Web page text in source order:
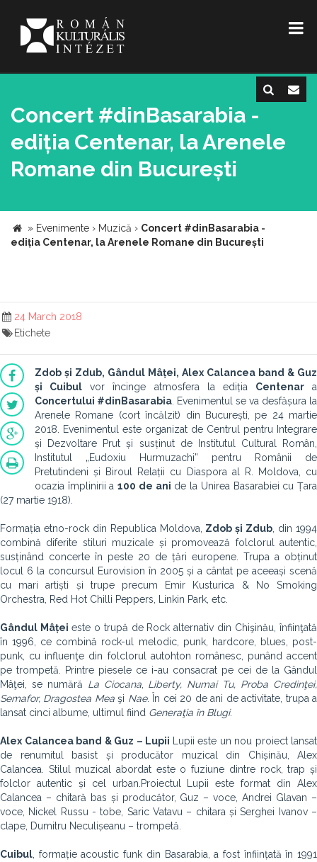
Concert #dinBasarabia -
ediția Centenar, la Arenele
Romane din București
» Evenimente › Muzică › Concert #dinBasarabia -
ediția Centenar, la Arenele Romane din București
24 March 2018
Etichete
Zdob și Zdub, Gândul Mâței, Alex Calancea band & Guz
și Cuibul vor încinge atmosfera la ediția Centenara
Concertului #dinBasarabia . Evenimentul se va desfășura la
Arenele Romane (cort încălzit) din București, pe 24 martie
2018. Evenimentul este organizat de Centrul pentru Integrare
și Dezvoltare Prut și susținut de Institutul Cultural Român,
Institutul „Eudoxiu Hurmuzachi” pentru Românii de
Pretutindeni și Biroul Relații cu Diaspora al R. Moldova, cu
ocazia împlinirii a100 de ani de la Unirea Basarabiei cu Țara
(27 martie 1918).
Formația etno-rock din Republica Moldova, Zdob și Zdub , din 1994
combină diferite stiluri muzicale și promovează folclorul autentic,
susținând concerte în peste 20 de țări europene. Trupa a obținut
locul 6 la concursul Eurovision în 2005 și a cântat pe aceeași scenă
cu mari artiști și trupe precum Emir Kusturica & No Smoking
Orchestra, Red Hot Chilli Peppers, Linkin Park, etc.
Gândul Mâței este o trupă de Rock alternativ din Chişinău, înfiinţată
în 1996, ce combină rock-ul melodic, punk, hardcore, blues, post-
punk, cu influenţe din folclorul autohton românesc, punând accent
pe trompetă. Printre piesele ce i-au consacrat pe cei de la Gândul
Mâţei, se numără La Ciocana, Liberty, Numai Tu, Proba Credinţei,
Semafor, Dragostea Meaşi Nae. În cei 20 de ani de activitate, trupa a
lansat cinci albume, ultimul fiind Generaţia în Blugi.
Alex Calancea band & Guz – Lupii
Lupii este un nou proiect lansat
de renumitul basist și producător muzical din Chișinău, Alex
Calancea. Stilul muzical abordat este o fuziune dintre rock, trap și
folclor autentic și cel urban.Proiectul Lupii este format din Alex
Calancea – chitară bas și producător, Guz – voce, Andrei Glavan –
voce, Nickel Russu - tobe, Saric Vatavu – chitara și Serghei Ivanov –
clape, Dumitru Neculișeanu – trompetă.
Cuibul , formație acoustic funk din Basarabia, a fost înființată în 1991